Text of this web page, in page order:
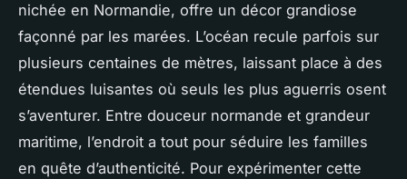
nichée en Normandie, offre un décor grandiose
façonné par les marées. L’océan recule parfois sur
plusieurs centaines de mètres, laissant place à des
étendues luisantes où seuls les plus aguerris osent
s’aventurer. Entre douceur normande et grandeur
maritime, l’endroit a tout pour séduire les familles
en quête d’authenticité. Pour expérimenter cette